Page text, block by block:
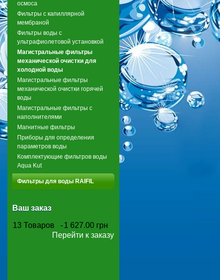
осмоса
Фильтры с капиллярной
мембраной
Фильтры воды с
ультрафиолетовой установкой
Магистральные фильтры
механической очистки для
холодной воды
Магистральные фильтры
механической очистки горячей
воды
Магистральные фильтры с
наполнителями
Магнитные фильтры
Приборы для определения
параметров воды
Комплектующие фильтров воды
Aqua Kut
Фильтры для воды RAIFIL
Ваш заказ
13 Товаров -1 627.00 грн
Перейти к заказу